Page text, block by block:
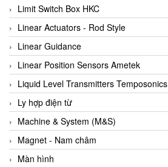
Avproglobal
Axiomtek
AZBIL
B&C Electronics
B&R
Babcok wilcox
Baelz Automatic Vietnam
Bahr Modultechnik Vietnam
Balluff
Limit Switch Box HKC
Linear Actuators - Rod Style
Linear Guidance
Linear Position Sensors Ametek
Liquid Level Transmitters Temposonics
Ly hợp điện từ
Machine & System (M&S)
Magnet - Nam châm
Màn hình